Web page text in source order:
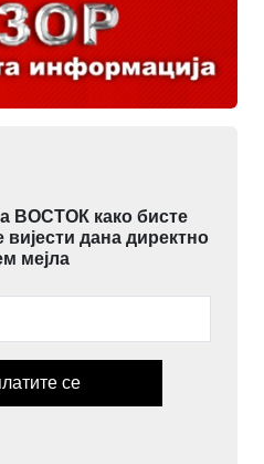
ВОСТОК како бисте
вијести дана директно
мејла
се